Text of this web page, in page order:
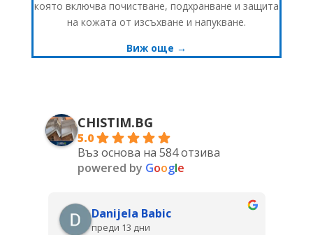
която включва почистване, подхранване и защита
на кожата от изсъхване и напукване.
Виж още →
CHISTIM.BG
5.0
Въз основа на 584 отзива
powered by Google
Danijela Babic
преди 13 дни